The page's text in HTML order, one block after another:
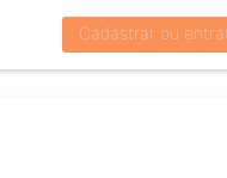
Cadastrar ou